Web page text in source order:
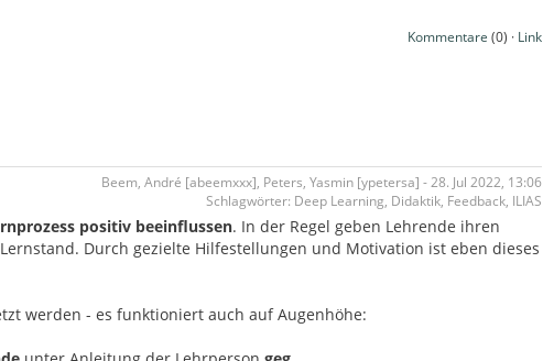
Kommentare (0) · Link
Beem, André [abeemxxx], Peters, Yasmin [ypetersa] - 28. Jul 2022, 13:06
Schlagwörter: Deep Learning, Didaktik, Feedback, ILIAS
positiv beeinflussen. In der Regel geben Lehrende ihren
Durch gezielte Hilfestellungen und Motivation ist eben dieses
werden - es funktioniert auch auf Augenhöhe: